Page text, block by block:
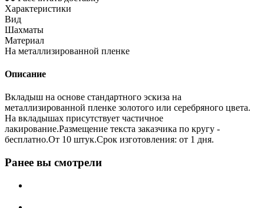
Характеристики
Вид
Шахматы
Материал
На металлизированной пленке
Описание
Вкладыш на основе стандартного эскиза на
металлизированной пленке золотого или серебряного цвета.
На вкладышах присутствует частичное
лакирование.Размещение текста заказчика по кругу -
бесплатно.От 10 штук.Срок изготовления: от 1 дня.
Ранее вы смотрели